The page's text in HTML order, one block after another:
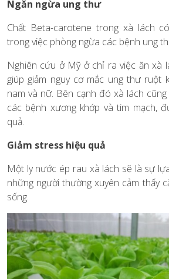
Ngăn ngừa ung thư
Chất Beta-carotene trong xà lách
trong việc phòng ngừa các bệnh ung
Nghiên cứu ở Mỹ ở chỉ ra việc ăn xà
giúp giảm nguy cơ mắc ung thư ruột
nam và nữ. Bên cạnh đó xà lách
các bệnh xương khớp và tim mạch,
quả.
Giảm stress hiệu quả
Một ly nước ép rau xà lách sẽ là sự
những người thường xuyên cảm thấy
sống.